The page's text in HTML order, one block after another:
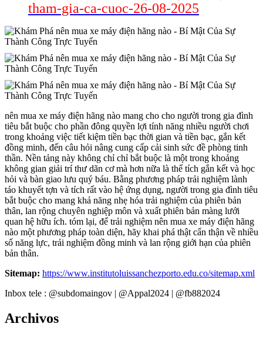
tham-gia-ca-cuoc-26-08-2025
nên mua xe máy điện hãng nào mang cho cho người trong gia đình
tiêu bắt buộc cho phần đông quyền lợi tính năng nhiều người chơi
trong khoảng việc tiết kiệm tiền bạc thời gian và tiền bạc, gắn kết
đồng minh, đến câu hỏi nâng cung cấp cải sinh sức đề phòng tinh
thần. Nền tảng này không chỉ chỉ bắt buộc là một trong khoảng
không gian giải trí thư dãn cơ mà hơn nữa là thể tích gắn kết và học
hỏi và bàn giao lưu quý báu. Bằng phương pháp trải nghiệm lành
táo khuyết tợn và tích rất vào hệ ứng dụng, người trong gia đình tiêu
bắt buộc cho mang khả năng nhẹ hóa trải nghiệm của phiên bản
thân, lan rộng chuyên nghiệp môn và xuất phiên bản màng lưới
quan hệ hữu ích. tóm lại, để trải nghiệm nên mua xe máy điện hãng
nào một phương pháp toàn diện, hãy khai phá thật cẩn thận về nhiều
số năng lực, trải nghiệm đồng minh và lan rộng giới hạn của phiên
bản thân.
Sitemap: https://www.institutoluissanchezporto.edu.co/sitemap.xml
Inbox tele : @subdomaingov | @Appal2024 | @fb882024
Archivos